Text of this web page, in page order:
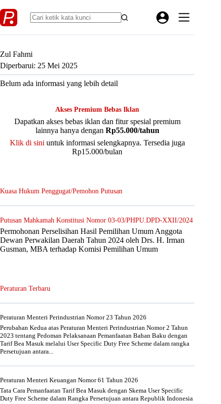
to
content
Zul Fahmi
Diperbarui: 25 Mei 2025
Belum ada informasi yang lebih detail
Akses Premium Bebas Iklan
Dapatkan akses bebas iklan dan fitur spesial premium
lainnya hanya dengan Rp55.000/tahun
Klik di sini untuk informasi selengkapnya. Tersedia juga
Rp15.000/bulan
Kuasa Hukum Penggugat/Pemohon Putusan
Putusan Mahkamah Konstitusi Nomor 03-03/PHPU.DPD-XXII/2024
Permohonan Perselisihan Hasil Pemilihan Umum Anggota
Dewan Perwakilan Daerah Tahun 2024 oleh Drs. H. Irman
Gusman, MBA terhadap Komisi Pemilihan Umum
Peraturan Terbaru
Peraturan Menteri Perindustrian Nomor 23 Tahun 2026
Perubahan Kedua atas Peraturan Menteri Perindustrian Nomor 2 Tahun
2023 tentang Pedoman Pelaksanaan Pemanfaatan Bahan Baku dengan
Tarif Bea Masuk melalui User Specific Duty Free Scheme dalam rangka
Persetujuan antara...
Peraturan Menteri Keuangan Nomor 61 Tahun 2026
Tata Cara Pemanfaatan Tarif Bea Masuk dengan Skema User Specific
Duty Free Scheme dalam Rangka Persetujuan antara Republik Indonesia